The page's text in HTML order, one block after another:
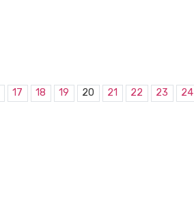
17 18 19 20 21 22 23 24